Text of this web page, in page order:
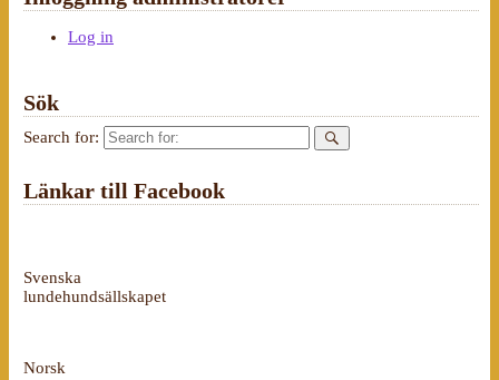
Log in
Sök
Search for:
Länkar till Facebook
Svenska
lundehundsällskapet
Norsk